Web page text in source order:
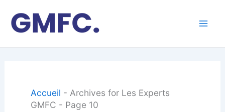
contenu
Accueil - Archives for Les Experts
GMFC - Page 10